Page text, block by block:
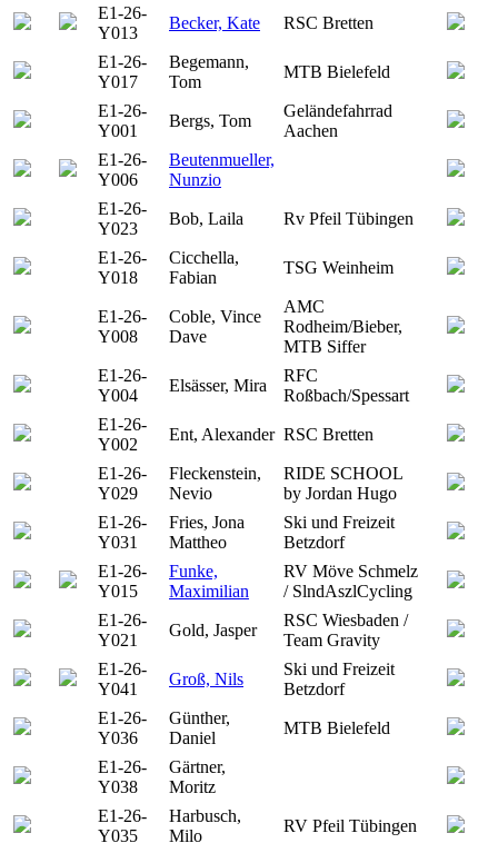
E1-26-
Y013
Becker, Kate RSC Bretten
E1-26-
Y017
Begemann,
Tom
MTB Bielefeld
E1-26-
Y001
Bergs, Tom
Geländefahrrad
Aachen
E1-26-
Y006
Beutenmueller,
Nunzio
E1-26-
Y023
Bob, Laila Rv Pfeil Tübingen
E1-26-
Y018
Cicchella,
Fabian
TSG Weinheim
E1-26-
Y008
Coble, Vince
Dave
AMC
Rodheim/Bieber,
MTB Siffer
E1-26-
Y004
Elsässer, Mira
RFC
Roßbach/Spessart
E1-26-
Y002
Ent, Alexander RSC Bretten
E1-26-
Y029
Fleckenstein,
Nevio
RIDE SCHOOL
by Jordan Hugo
E1-26-
Y031
Fries, Jona
Mattheo
Ski und Freizeit
Betzdorf
E1-26-
Y015
Funke,
Maximilian
RV Möve Schmelz
/ SlndAszlCycling
E1-26-
Y021
Gold, Jasper
RSC Wiesbaden /
Team Gravity
E1-26-
Y041
Groß, Nils
Ski und Freizeit
Betzdorf
E1-26-
Y036
Günther,
Daniel
MTB Bielefeld
E1-26-
Y038
Gärtner,
Moritz
E1-26-
Y035
Harbusch,
Milo
RV Pfeil Tübingen